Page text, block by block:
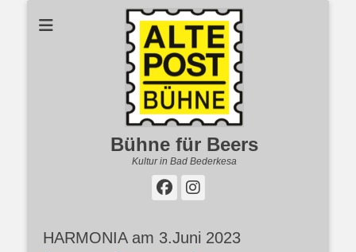
Bühne für Beers
Kultur in Bad Bederkesa
Facebook
Instagram
HARMONIA am 3.Juni 2023